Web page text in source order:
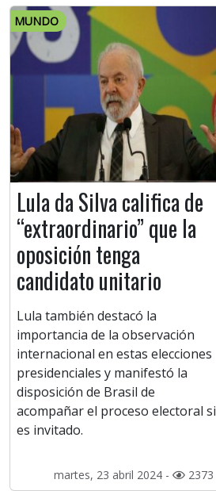
MUNDO
Lula da Silva califica de
“extraordinario” que la
oposición tenga
candidato unitario
Lula también destacó la
importancia de la observación
internacional en estas elecciones
presidenciales y manifestó la
disposición de Brasil de
acompañar el proceso electoral si
es invitado.
martes, 23 abril 2024 - 2373